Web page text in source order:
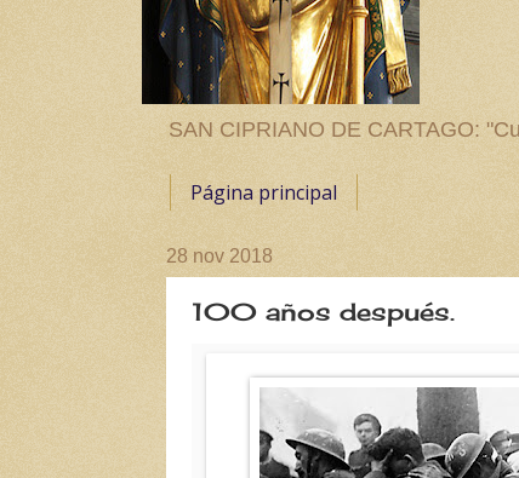
SAN CIPRIANO DE CARTAGO:
Página principal
28 nov 2018
100 años después.